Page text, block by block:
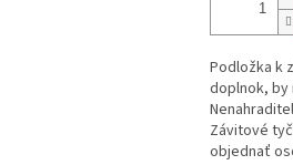
Podložka k
doplnok, by
Závitové
objednať